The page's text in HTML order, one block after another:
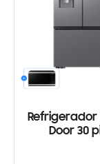
Refrigerador
Door 30